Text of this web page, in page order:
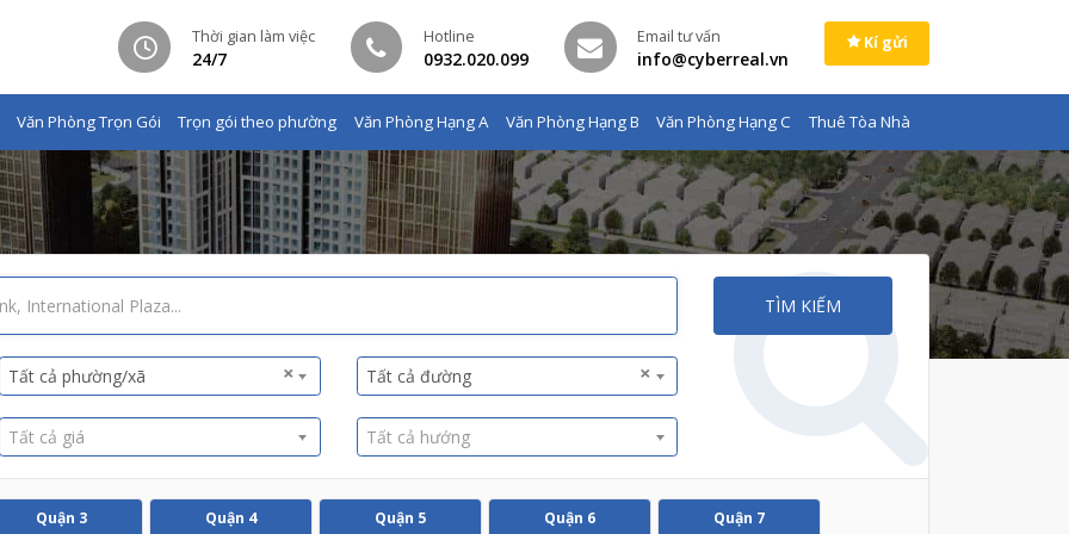
Thời gian làm việc
24/7
Hotline
0932.020.099
Email tư vấn
info@cyberreal.vn
Kí gửi
Văn Phòng Trọn Gói Trọn gói theo phường Văn Phòng Hạng A Văn Phòng Hạng B Văn Phòng Hạng C Thuê Tòa Nhà
×
Tất cả phường/xã ×
Tất cả đường
Tất cả giá Tất cả hướng
TÌM KIẾM
Quận 3 Quận 4 Quận 5 Quận 6 Quận 7